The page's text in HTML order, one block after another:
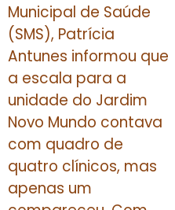
Municipal de Saúde
(SMS), Patrícia
Antunes informou que
a escala para a
unidade do Jardim
Novo Mundo contava
com quadro de
quatro clínicos, mas
apenas um